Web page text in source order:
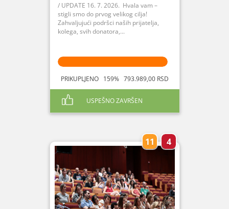
/ UPDATE 16. 7. 2026. Hvala vam –
stigli smo do prvog velikog cilja!
Zahvaljujući podršci naših prijatelja,
kolega, svih donatora,...
PRIKUPLJENO 159% 793.989,00 RSD
USPEŠNO ZAVRŠEN
11 4